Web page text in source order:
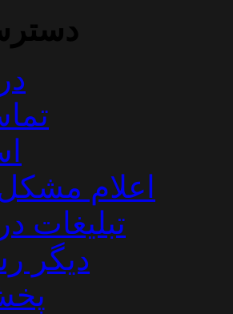
اعلام
تبلیغات
دیگر